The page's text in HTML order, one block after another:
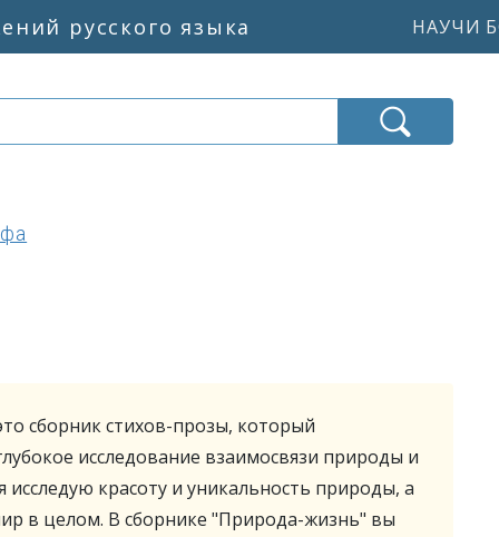
русского языка НАУЧИ
сборник стихов-прозы, который
исследование взаимосвязи природы и
красоту и уникальность природы, а
в целом. В сборнике "Природа-жизнь" вы